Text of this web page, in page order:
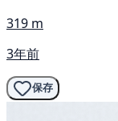
319 m
3年前
保存